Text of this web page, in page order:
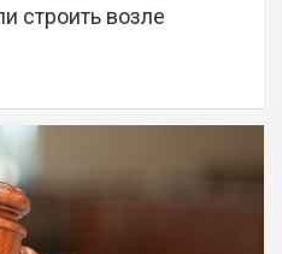
строить возле